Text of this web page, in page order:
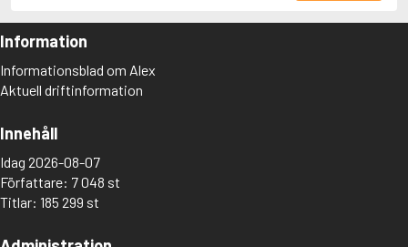
Information
Informationsblad om Alex
Aktuell driftinformation
Innehåll
Idag 2026-08-07
Författare: 7 048 st
Titlar: 185 299 st